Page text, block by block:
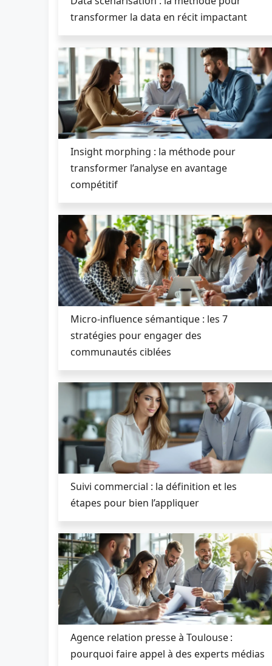
transformer la data en récit impactant
Insight morphing : la méthode pour
transformer l’analyse en avantage
compétitif
Micro-influence sémantique : les 7
stratégies pour engager des
communautés ciblées
Suivi commercial : la définition et les
étapes pour bien l’appliquer
Agence relation presse à Toulouse :
pourquoi faire appel à des experts médias